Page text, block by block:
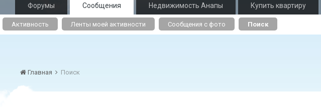
Форумы Сообщения
Активность Ленты моей активности Сообщения с фото Поиск
Недвижимость Анапы Купить квартиру
Главная Поиск